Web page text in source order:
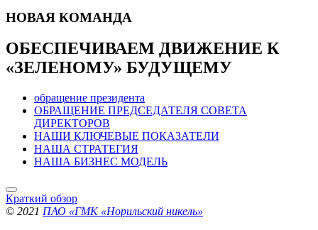
НОВАЯ КОМАНДА
ОБЕСПЕЧИВАЕМ ДВИЖЕНИЕ К
«ЗЕЛЕНОМУ» БУДУЩЕМУ
обращение президента
ОБРАЩЕНИЕ ПРЕДСЕДАТЕЛЯ СОВЕТА
ДИРЕКТОРОВ
НАШИ КЛЮЧЕВЫЕ ПОКАЗАТЕЛИ
НАША СТРАТЕГИЯ
НАША БИЗНЕС МОДЕЛЬ
Краткий обзор
© 2021 ПАО «ГМК «Норильский никель»